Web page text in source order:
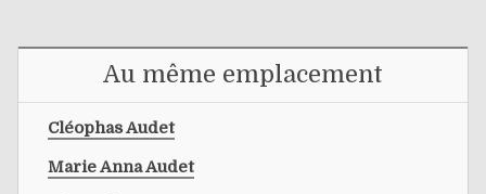
Au même emplacement
Cléophas Audet
Marie Anna Audet